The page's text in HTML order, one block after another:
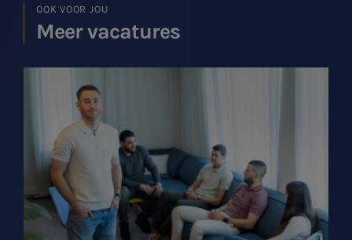
OOK VOOR JOU
Meer vacatures